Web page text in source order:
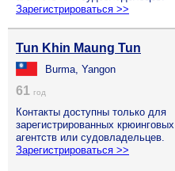
Зарегистрироваться >>
Tun Khin Maung Tun
Burma, Yangon
61 год
Контакты доступны только для
зарегистрированных крюинговых
агентств или судовладельцев.
Зарегистрироваться >>